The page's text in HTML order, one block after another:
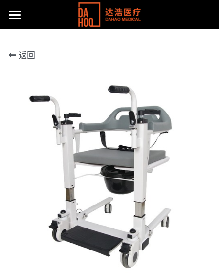
产品展示
病床/护理床
座便椅
移位机
电动轮椅
达浩简介
工厂风采
体系认证及荣誉
公司动态
主流产品
提供技术支持
返回